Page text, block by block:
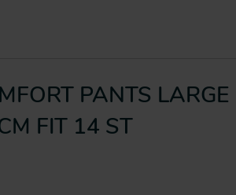
PANTS LARGE
FIT 14 ST